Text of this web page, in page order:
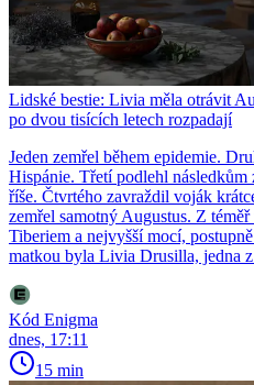
Lidské bestie: Livia měla otrávit
po dvou tisících letech rozpadají
Jeden zemřel během epidemie.
Hispánie. Třetí podlehl následkům
říše. Čtvrtého zavraždil voják
zemřel samotný Augustus. Z
Tiberiem a nejvyšší mocí,
matkou byla Livia Drusilla, jedna
Kód Enigma
dnes, 17:11
15 min